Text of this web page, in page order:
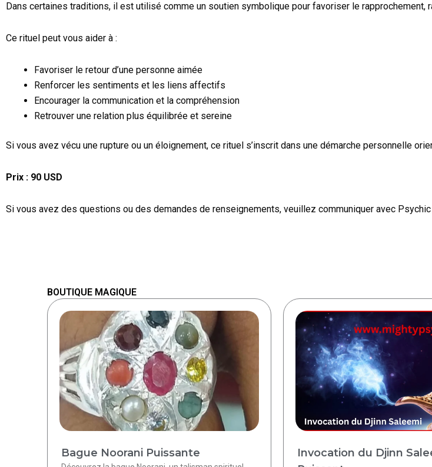
Dans certaines traditions, il est utilisé comme un soutien symbolique pour favoriser le
Ce rituel peut vous aider à :
Favoriser le retour d’une personne aimée
Renforcer les sentiments et les liens affectifs
Encourager la communication et la compréhension
Retrouver une relation plus équilibrée et sereine
Si vous avez vécu une rupture ou un éloignement, ce rituel s’inscrit dans une démarche personnelle
Prix : 90 USD
Si vous avez des questions ou des demandes de renseignements, veuillez communiquer avec Psychic
BOUTIQUE MAGIQUE
Bague Noorani Puissante
Invocation du Djinn